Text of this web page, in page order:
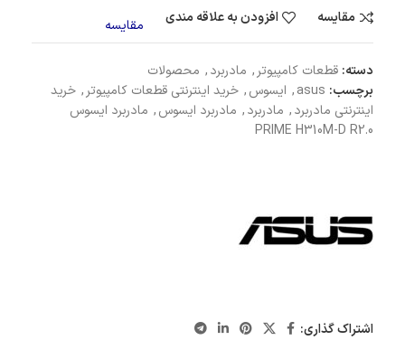
مقایسه افزودن به علاقه مندی مقایسه
دسته: قطعات کامپیوتر , مادربرد, محصولات
برچسب: asus
, ایسوس, خرید اینترنتی قطعات کامپیوتر , خرید
اینترنتی مادربرد, مادربرد, مادربرد ایسوس, مادربرد ایسوس
PRIME H310M-D R2.0
اشتراک گذاری: